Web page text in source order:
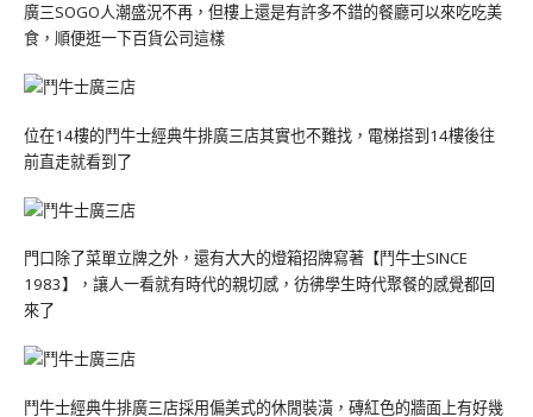
廣三SOGO人潮盛況不再，但樓上還是有許多不錯的餐廳可以來吃吃美
食，順便逛一下百貨公司這樣
位在14樓的鬥牛士經典牛排廣三店其實也不難找，電梯搭到14樓後往
前直走就看到了
門口除了菜單立牌之外，還有大大的燈箱招牌寫著【鬥牛士SINCE
1983】，讓人一看就有時代的親切感，彷彿學生時代聚餐的感覺都回
來了
鬥牛士經典牛排廣三店採用偏美式的休閒裝潢，磚紅色的牆面上有好幾